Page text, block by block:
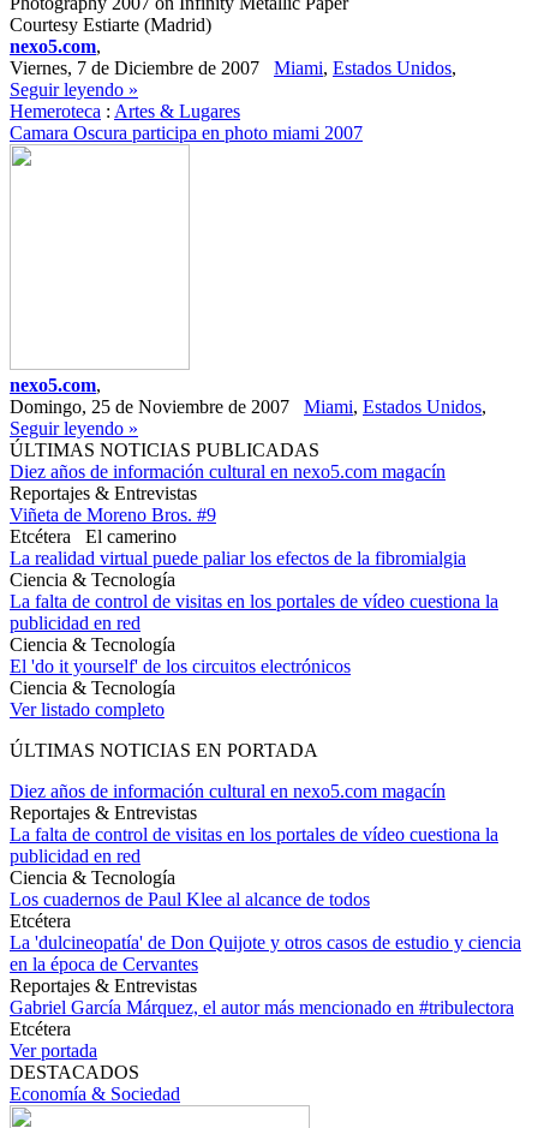
Courtesy Estiarte (Madrid)
nexo5.com,
Viernes, 7 de Diciembre de 2007 Miami, Estados Unidos,
Seguir leyendo »
Hemeroteca : Artes & Lugares
Camara Oscura participa en photo miami 2007
nexo5.com,
Domingo, 25 de Noviembre de 2007 Miami, Estados Unidos,
Seguir leyendo »
ÚLTIMAS NOTICIAS PUBLICADAS
Diez años de información cultural en nexo5.com magacín
Reportajes & Entrevistas
Viñeta de Moreno Bros. #9
Etcétera
El camerino
La realidad virtual puede paliar los efectos de la fibromialgia
Ciencia & Tecnología
La falta de control de visitas en los portales de vídeo cuestiona la
publicidad en red
Ciencia & Tecnología
El 'do it yourself' de los circuitos electrónicos
Ciencia & Tecnología
Ver listado completo
ÚLTIMAS NOTICIAS EN PORTADA
Diez años de información cultural en nexo5.com magacín
Reportajes & Entrevistas
La falta de control de visitas en los portales de vídeo cuestiona la
publicidad en red
Ciencia & Tecnología
Los cuadernos de Paul Klee al alcance de todos
Etcétera
La 'dulcineopatía' de Don Quijote y otros casos de estudio y ciencia
en la época de Cervantes
Reportajes & Entrevistas
Gabriel García Márquez, el autor más mencionado en #tribulectora
Etcétera
Ver portada
DESTACADOS
Economía & Sociedad